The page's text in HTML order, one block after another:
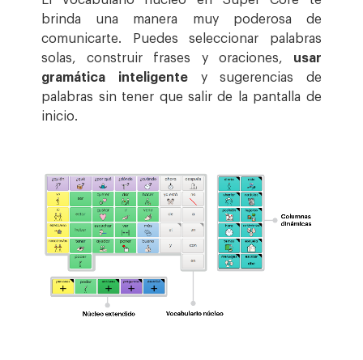
brinda una manera muy poderosa de
comunicarte. Puedes seleccionar palabras
solas, construir frases y oraciones, usar
gramática inteligentey sugerencias de
palabras sin tener que salir de la pantalla de
inicio.